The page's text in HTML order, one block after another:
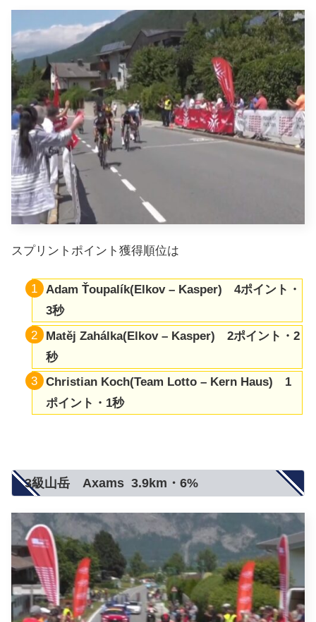
スプリントポイント獲得順位は
Adam Ťoupalík(Elkov – Kasper) 4ポイント・
3秒
Matěj Zahálka(Elkov – Kasper) 2ポイント・2
秒
Christian Koch(Team Lotto – Kern Haus) 1
ポイント・1秒
3級山岳 Axams 3.9km・6%